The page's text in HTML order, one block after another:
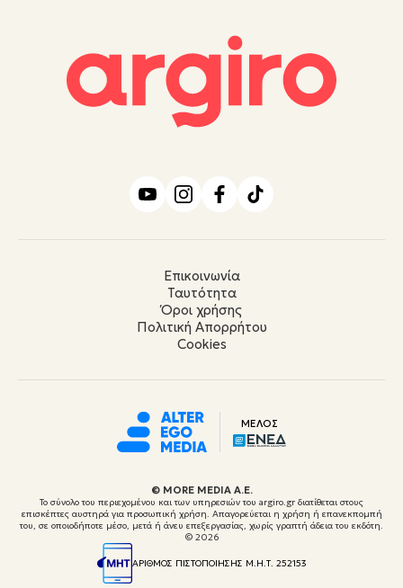
Επικοινωνία
Ταυτότητα
Όροι χρήσης
Πολιτική Απορρήτου
Cookies
ΜΕΛΟΣ
© ΜORE MEDIA Α.Ε.
Το σύνολο του περιεχομένου και των υπηρεσιών του argiro.gr διατίθεται στους
επισκέπτες αυστηρά για προσωπική χρήση. Απαγορεύεται η χρήση ή επανεκπομπή
του, σε οποιοδήποτε μέσο, μετά ή άνευ επεξεργασίας, χωρίς γραπτή άδεια του εκδότη.
© 2026
ΑΡΙΘΜΟΣ ΠΙΣΤΟΠΟΙΗΣΗΣ Μ.Η.Τ. 252153